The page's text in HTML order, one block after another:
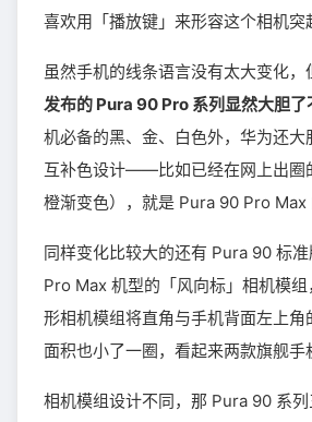
喜欢用「播放键」来形容这个相机突
虽然手机的线条语言没有太大变化，
发布的 Pura 90 Pro 系列显然大胆了
机必备的黑、金、白色外，华为还大
互补色设计——比如已经在网上出圈
橙渐变色），就是 Pura 90 Pro Max
同样变化比较大的还有 Pura 90 标准
Pro Max 机型的「风向标」相机模
形相机模组将直角与手机背面左上角
面积也小了一圈，看起来两款旗舰手
相机模组设计不同，那 Pura 90 系